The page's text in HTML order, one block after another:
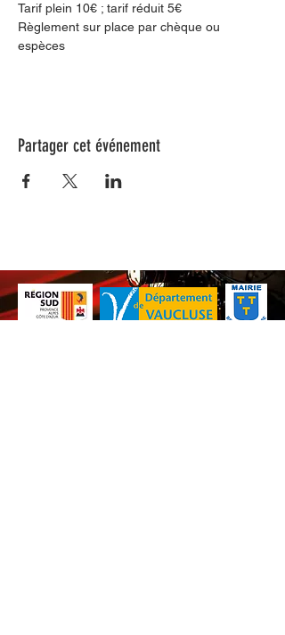
Tarif plein 10€ ; tarif réduit 5€
Règlement sur place par chèque ou
espèces
Partager cet événement